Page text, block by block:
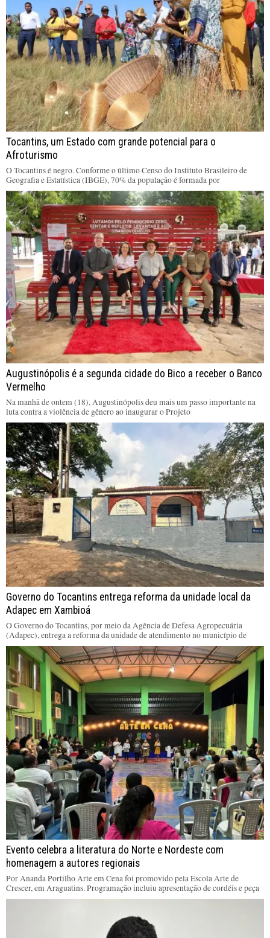
Tocantins, um Estado com grande potencial para o
Afroturismo
O Tocantins é negro. Conforme o último Censo do Instituto Brasileiro de
Geografia e Estatística (IBGE), 70% da população é formada por
Augustinópolis é a segunda cidade do Bico a receber o Banco
Vermelho
Na manhã de ontem (18), Augustinópolis deu mais um passo importante na
luta contra a violência de gênero ao inaugurar o Projeto
Governo do Tocantins entrega reforma da unidade local da
Adapec em Xambioá
O Governo do Tocantins, por meio da Agência de Defesa Agropecuária
(Adapec), entrega a reforma da unidade de atendimento no município de
Evento celebra a literatura do Norte e Nordeste com
homenagem a autores regionais
Por Ananda Portilho Arte em Cena foi promovido pela Escola Arte de
Crescer, em Araguatins. Programação incluiu apresentação de cordéis e peça